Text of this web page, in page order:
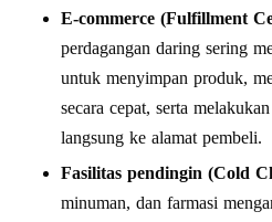
E-commerce (Fulfillment
perdagangan daring sering
untuk menyimpan produk,
secara cepat, serta
langsung ke alamat pembeli.
Fasilitas pendingin (Cold
minuman, dan farmasi